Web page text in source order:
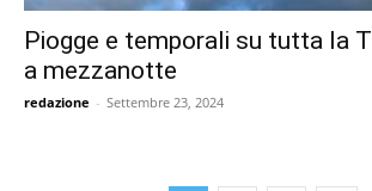
Piogge e temporali su tutta la
a mezzanotte
redazione - Settembre 23, 2024